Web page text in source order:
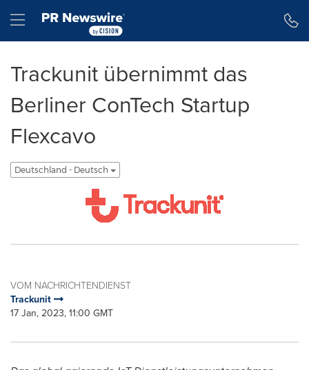
Hamburger menu
Trackunit übernimmt das
Berliner ConTech Startup
Flexcavo
Deutschland - Deutsch
VOM NACHRICHTENDIENST
Trackunit
17 Jan, 2023, 11:00 GMT